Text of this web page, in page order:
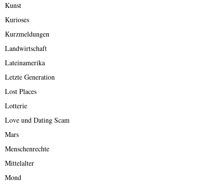
Kunst
Kurioses
Kurzmeldungen
Landwirtschaft
Lateinamerika
Letzte Generation
Lost Places
Lotterie
Love und Dating Scam
Mars
Menschenrechte
Mittelalter
Mond